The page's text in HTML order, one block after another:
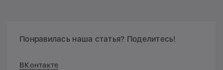
Понравилась наша статья? Поделитесь!
ВКонтакте